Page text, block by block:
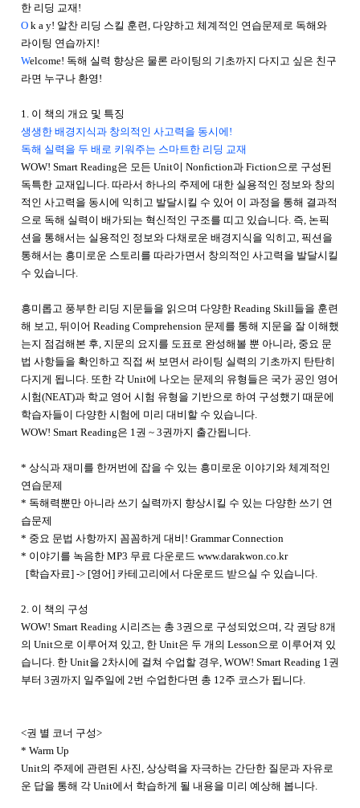
한 리딩 교재!
O k a y! 알찬 리딩 스킬 훈련, 다양하고 체계적인 연습문제로 독해와
라이팅 연습까지!
Welcome! 독해 실력 향상은 물론 라이팅의 기초까지 다지고 싶은 친구
라면 누구나 환영!
1. 이 책의 개요 및 특징
생생한 배경지식과 창의적인 사고력을 동시에!
독해 실력을 두 배로 키워주는 스마트한 리딩 교재
WOW! Smart Reading은 모든 Unit이 Nonfiction과 Fiction으로 구성된
독특한 교재입니다. 따라서 하나의 주제에 대한 실용적인 정보와 창의
적인 사고력을 동시에 익히고 발달시킬 수 있어 이 과정을 통해 결과적
으로 독해 실력이 배가되는 혁신적인 구조를 띠고 있습니다. 즉, 논픽
션을 통해서는 실용적인 정보와 다채로운 배경지식을 익히고, 픽션을
통해서는 흥미로운 스토리를 따라가면서 창의적인 사고력을 발달시킬
수 있습니다.
흥미롭고 풍부한 리딩 지문들을 읽으며 다양한 Reading Skill들을 훈련
해 보고, 뒤이어 Reading Comprehension 문제를 통해 지문을 잘 이해했
는지 점검해본 후, 지문의 요지를 도표로 완성해볼 뿐 아니라, 중요 문
법 사항들을 확인하고 직접 써 보면서 라이팅 실력의 기초까지 탄탄히
다지게 됩니다. 또한 각 Unit에 나오는 문제의 유형들은 국가 공인 영어
시험(NEAT)과 학교 영어 시험 유형을 기반으로 하여 구성했기 때문에
학습자들이 다양한 시험에 미리 대비할 수 있습니다.
WOW! Smart Reading은 1권 ~ 3권까지 출간됩니다.
* 상식과 재미를 한꺼번에 잡을 수 있는 흥미로운 이야기와 체계적인
연습문제
* 독해력뿐만 아니라 쓰기 실력까지 향상시킬 수 있는 다양한 쓰기 연
습문제
* 중요 문법 사항까지 꼼꼼하게 대비! Grammar Connection
* 이야기를 녹음한 MP3 무료 다운로드 www.darakwon.co.kr
[학습자료] -> [영어] 카테고리에서 다운로드 받으실 수 있습니다.
2. 이 책의 구성
WOW! Smart Reading 시리즈는 총 3권으로 구성되었으며, 각 권당 8개
의 Unit으로 이루어져 있고, 한 Unit은 두 개의 Lesson으로 이루어져 있
습니다. 한 Unit을 2차시에 걸쳐 수업할 경우, WOW! Smart Reading 1권
부터 3권까지 일주일에 2번 수업한다면 총 12주 코스가 됩니다.
<권 별 코너 구성>
* Warm Up
Unit의 주제에 관련된 사진, 상상력을 자극하는 간단한 질문과 자유로
운 답을 통해 각 Unit에서 학습하게 될 내용을 미리 예상해 봅니다.